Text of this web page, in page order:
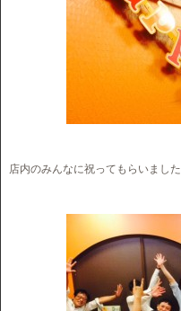
店内のみんなに祝ってもらいました